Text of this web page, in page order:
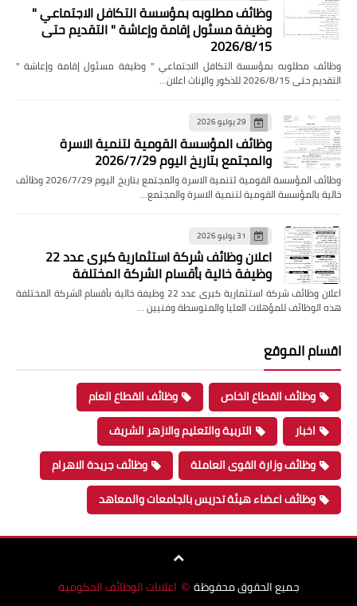
وظائف مطلوبه بمؤسسة التكافل الاجتماعي "
وظيفة مسئول إقامة وإعاشة " التقديم حتى
2026/8/15
وظائف مطلوبه بمؤسسة التكافل الاجتماعي " وظيفة مسئول إقامة وإعاشة "
التقديم حتى 2026/8/15 للذكور والإناث اعلان…
29 يوليو 2026
وظائف المؤسسة القومية لتنمية الاسرة
والمجتمع بتاريخ اليوم 2026/7/29
وظائف المؤسسة القومية لتنمية الاسرة والمجتمع بتاريخ اليوم 2026/7/29 وظائف
خالية بالمؤسسة القومية لتنمية الاسرة والمجتمع…
31 يوليو 2026
اعلان وظائف شركة استثمارية كبرى عدد 22
وظيفة خالية بأقسام الشركة المختلفة
اعلان وظائف شركة استثمارية كبرى عدد 22 وظيفة خالية بأقسام الشركة المختلفة
هذه الوظائف للمؤهلات العليا والمتوسطة وفنيين …
اقسام الموقع
وظائف القطاع الخاص
وظائف القطاع العام
اخبار
التربية والتعليم والازهر الشريف
وظائف وزارة القوى العاملة
وظائف جريدة الاهرام
وظائف اعضاء هيئة تدريس بالجامعات والمعاهد
جميع الحقوق محفوظة © اعلانات الوظائف الحكومية